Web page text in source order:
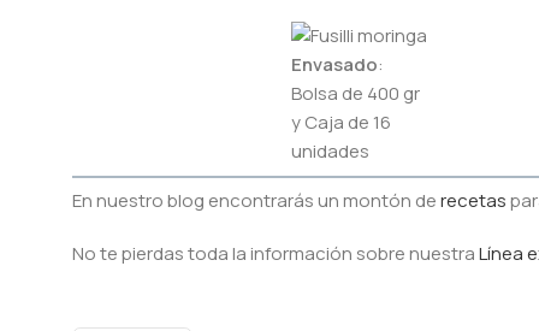
Envasado:
Bolsa de 400 gr
y Caja de 16
unidades
En nuestro blog encontrarás un montón derecetas
No te pierdas toda la información sobre nuestraLínea